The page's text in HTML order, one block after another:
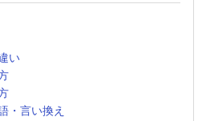
い
・言い換え